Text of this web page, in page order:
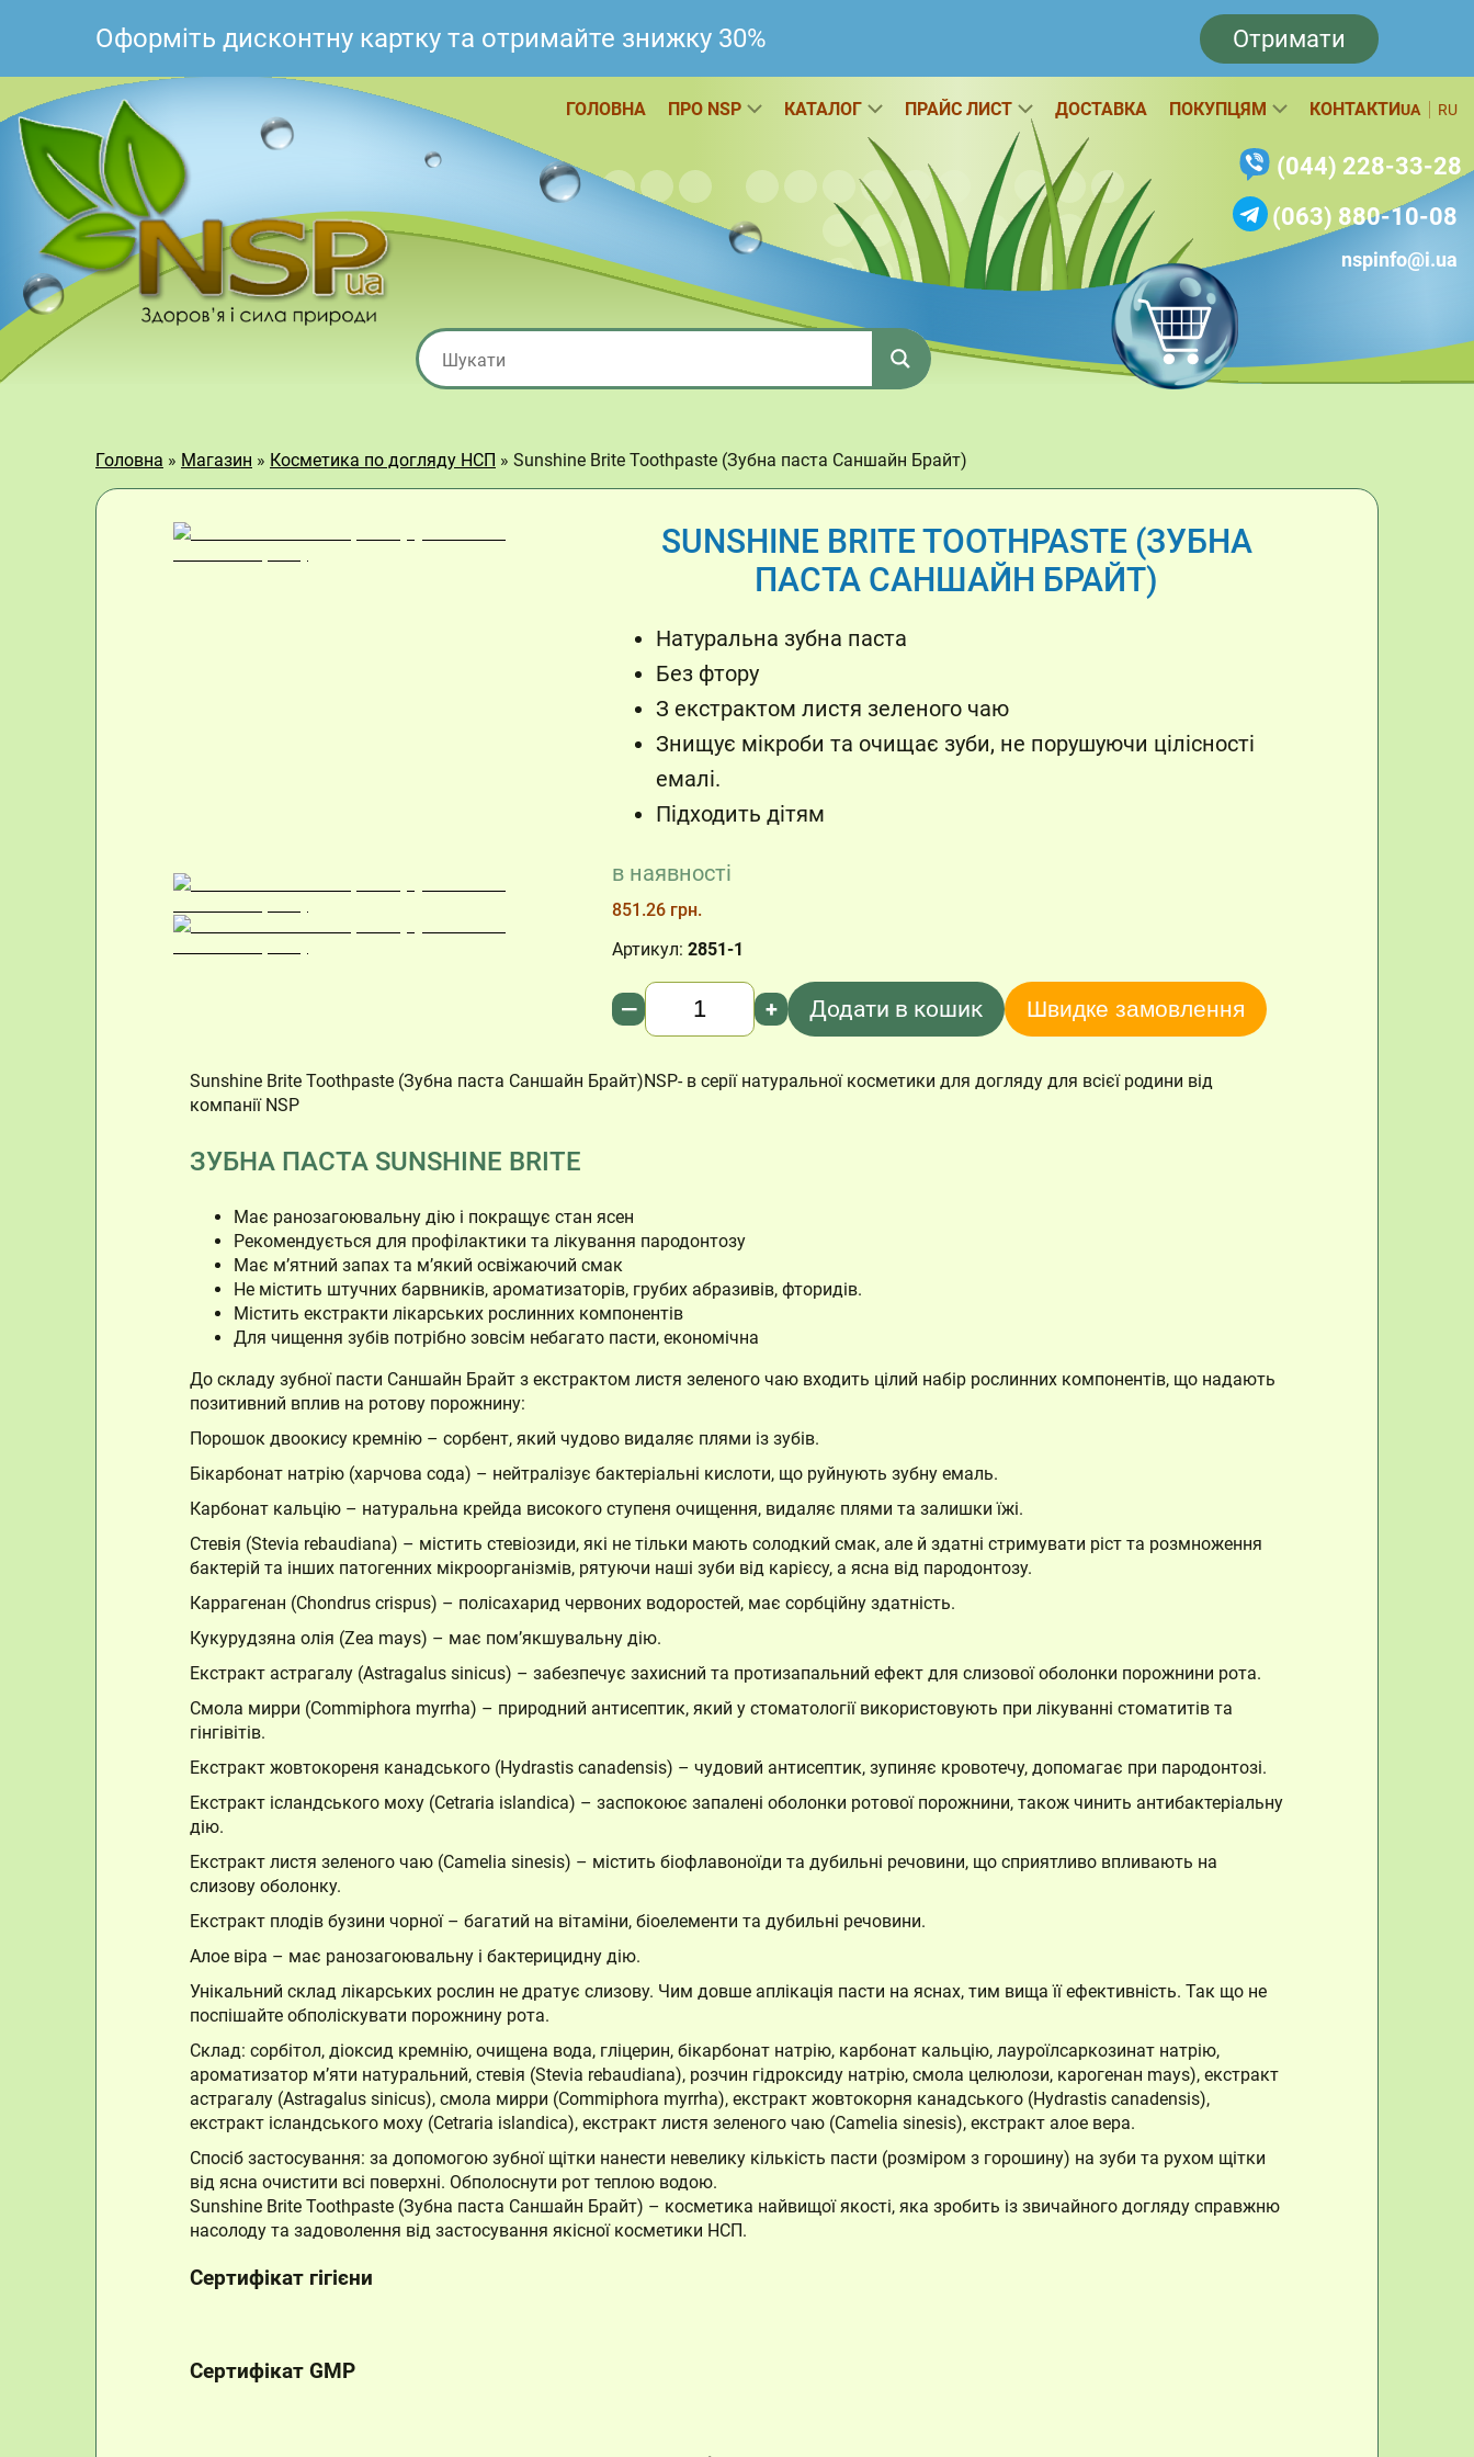
ГОЛОВНА ПРО NSP КАТАЛОГ ПРАЙС ЛИСТ ДОСТАВКА ПОКУПЦЯМ КОНТАКТИUA RU
(044) 228-33-28
(063) 880-10-08
nspinfo@i.ua
Оформіть дисконтну картку та отримайте знижку 30% Отримати
Головна » Магазин » Косметика по догляду НСП » Sunshine Brite Toothpaste (Зубна паста Саншайн Брайт)
SUNSHINE BRITE TOOTHPASTE (ЗУБНА
ПАСТА САНШАЙН БРАЙТ)
Натуральна зубна паста
Без фтору
З екстрактом листя зеленого чаю
Знищує мікроби та очищає зуби, не порушуючи цілісності
емалі.
Підходить дітям
в наявності
851.26 грн.
Артикул: 2851-1
Кількість
— + Додати в кошик Швидке замовлення
Sunshine Brite Toothpaste (Зубна паста Саншайн Брайт)NSP- в серії натуральної косметики для догляду для всієї родини від
компанії NSP
ЗУБНА ПАСТА SUNSHINE BRITE
Має ранозагоювальну дію і покращує стан ясен
Рекомендується для профілактики та лікування пародонтозу
Має м’ятний запах та м’який освіжаючий смак
Не містить штучних барвників, ароматизаторів, грубих абразивів, фторидів.
Містить екстракти лікарських рослинних компонентів
Для чищення зубів потрібно зовсім небагато пасти, економічна
До складу зубної пасти Саншайн Брайт з екстрактом листя зеленого чаю входить цілий набір рослинних компонентів, що надають
позитивний вплив на ротову порожнину:
Порошок двоокису кремнію – сорбент, який чудово видаляє плями із зубів.
Бікарбонат натрію (харчова сода) – нейтралізує бактеріальні кислоти, що руйнують зубну емаль.
Карбонат кальцію – натуральна крейда високого ступеня очищення, видаляє плями та залишки їжі.
Стевія (Stevia rebaudiana) – містить стевіозиди, які не тільки мають солодкий смак, але й здатні стримувати ріст та розмноження
бактерій та інших патогенних мікроорганізмів, рятуючи наші зуби від карієсу, а ясна від пародонтозу.
Каррагенан (Chondrus crispus) – полісахарид червоних водоростей, має сорбційну здатність.
Кукурудзяна олія (Zea mays) – має пом’якшувальну дію.
Екстракт астрагалу (Astragalus sinicus) – забезпечує захисний та протизапальний ефект для слизової оболонки порожнини рота.
Смола мирри (Commiphora myrrha) – природний антисептик, який у стоматології використовують при лікуванні стоматитів та
гінгівітів.
Екстракт жовтокореня канадського (Hydrastis canadensis) – чудовий антисептик, зупиняє кровотечу, допомагає при пародонтозі.
Екстракт ісландського моху (Cetraria islandica) – заспокоює запалені оболонки ротової порожнини, також чинить антибактеріальну
дію.
Екстракт листя зеленого чаю (Camelia sinesis) – містить біофлавоноїди та дубильні речовини, що сприятливо впливають на
слизову оболонку.
Екстракт плодів бузини чорної – багатий на вітаміни, біоелементи та дубильні речовини.
Алое віра – має ранозагоювальну і бактерицидну дію.
Унікальний склад лікарських рослин не дратує слизову. Чим довше аплікація пасти на яснах, тим вища її ефективність. Так що не
поспішайте обполіскувати порожнину рота.
Склад: сорбітол, діоксид кремнію, очищена вода, гліцерин, бікарбонат натрію, карбонат кальцію, лауроїлсаркозинат натрію,
ароматизатор м’яти натуральний, стевія (Stevia rebaudiana), розчин гідроксиду натрію, смола целюлози, карогенан mays), екстракт
астрагалу (Astragalus sinicus), смола мирри (Commiphora myrrha), екстракт жовтокорня канадського (Hydrastis canadensis),
екстракт ісландського моху (Cetraria islandica), екстракт листя зеленого чаю (Camelia sinesis), екстракт алое вера.
Спосіб застосування: за допомогою зубної щітки нанести невелику кількість пасти (розміром з горошину) на зуби та рухом щітки
від ясна очистити всі поверхні. Обполоснути рот теплою водою.
Sunshine Brite Toothpaste (Зубна паста Саншайн Брайт) – косметика найвищої якості, яка зробить із звичайного догляду справжню
насолоду та задоволення від застосування якісної косметики НСП.
Сертифікат гігієни
Сертифікат GMP
Кошик
Немає товарів у кошику.